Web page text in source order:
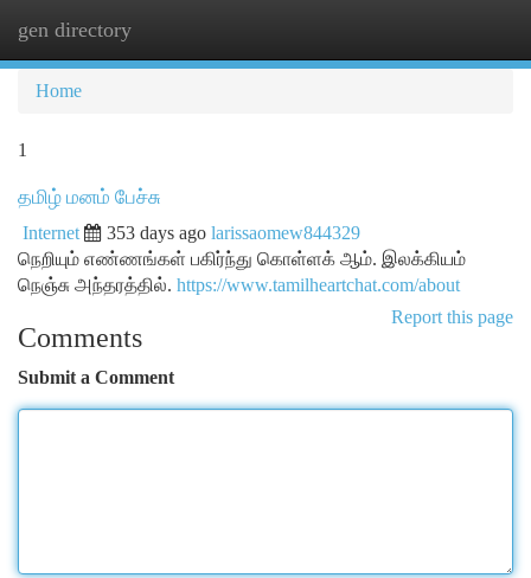
gen directory
Home
1
தமிழ் மனம் பேச்சு
Internet 353 days ago larissaomew844329
நெறியும் எண்ணங்கள் பகிர்ந்து கொள்ளக் ஆம். இலக்கியம்
நெஞ்சு அந்தரத்தில். https://www.tamilheartchat.com/about
Report this page
Comments
Submit a Comment